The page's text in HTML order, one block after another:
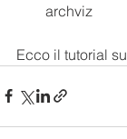
archviz
Ecco il tutorial su